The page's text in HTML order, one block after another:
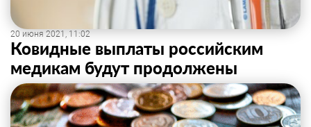
20 июня 2021, 11:02
Ковидные выплаты российским
медикам будут продолжены